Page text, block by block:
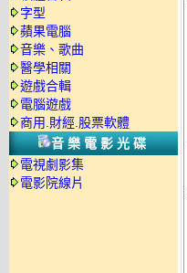
字型
蘋果電腦
音樂、歌曲
醫學相關
遊戲合輯
電腦遊戲
商用.財經.股票軟體
音樂電影光碟
電視劇影集
電影院線片